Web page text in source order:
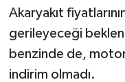
Akaryakıt
gerileyeceği
benzinde de,
indirim olmadı.